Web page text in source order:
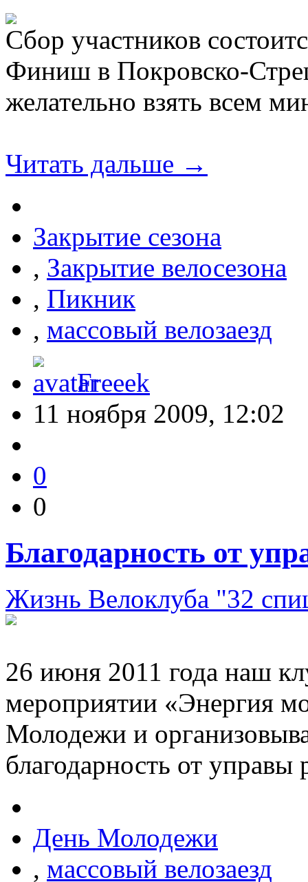
Сбор участников
Финиш в Покровско-
желательно взять всем
Читать дальше →
Закрытие сезона
, Закрытие велосезона
, Пикник
, массовый велозаезд
Freeek
11 ноября 2009, 12:02
0
0
Благодарность от
Жизнь Велоклуба "32
26 июня 2011 года наш
мероприятии «Энергия
Молодежи и
благодарность от
День Молодежи
, массовый велозаезд